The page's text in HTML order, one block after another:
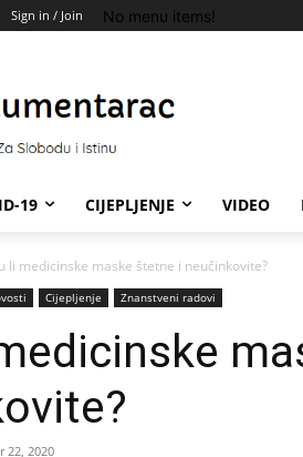
Sign in / Join No menu items!
19 CIJEPLJENJE VIDEO
li medicinske maske štetne i neučinkovite?
Cijepljenje Znanstveni radovi
22, 2020